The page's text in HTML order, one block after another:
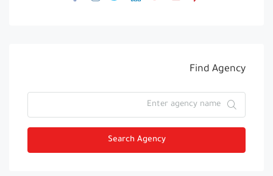
Find Agency
Search Agency